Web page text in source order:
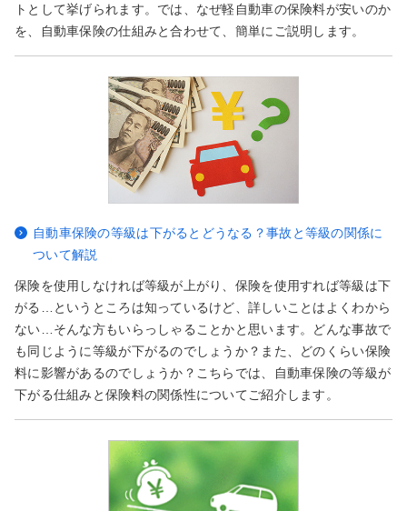
トとして挙げられます。では、なぜ軽自動車の保険料が安いのか
を、自動車保険の仕組みと合わせて、簡単にご説明します。
自動車保険の等級は下がるとどうなる？事故と等級の関係に
ついて解説
保険を使用しなければ等級が上がり、保険を使用すれば等級は下
がる…というところは知っているけど、詳しいことはよくわから
ない…そんな方もいらっしゃることかと思います。どんな事故で
も同じように等級が下がるのでしょうか？また、どのくらい保険
料に影響があるのでしょうか？こちらでは、自動車保険の等級が
下がる仕組みと保険料の関係性についてご紹介します。